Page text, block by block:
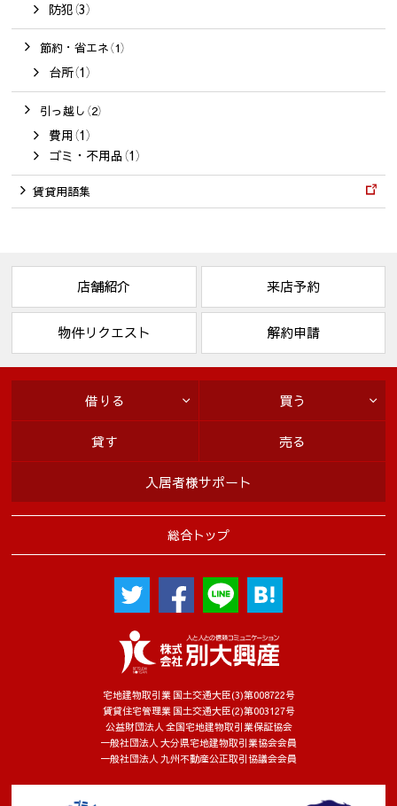
防犯（3）
節約・省エネ（1）
台所（1）
引っ越し（2）
費用（1）
ゴミ・不用品（1）
賃貸用語集
店舗紹介 来店予約
物件リクエスト 解約申請
宅地建物取引業 国土交通大臣(3)第008722号
賃貸住宅管理業 国土交通大臣(2)第003127号
公益財団法人 全国宅地建物取引業保証協会
一般社団法人 大分県宅地建物取引業協会会員
一般社団法人 九州不動産公正取引協議会会員
総合トップ
借りる 買う
貸す 売る
入居者様サポート